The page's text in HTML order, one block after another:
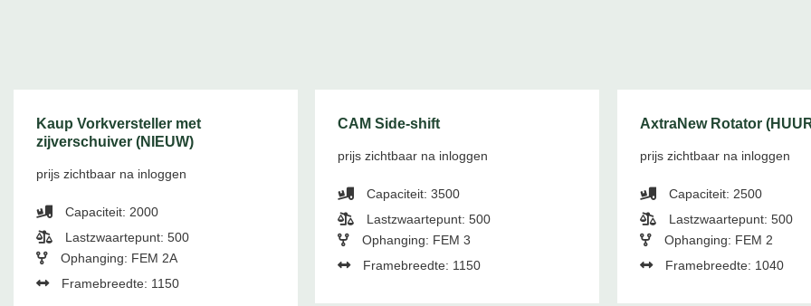
Kaup Vorkversteller met
zijverschuiver (NIEUW)
prijs zichtbaar na inloggen
Capaciteit: 2000
Lastzwaartepunt: 500
Ophanging: FEM 2A
Framebreedte: 1150
CAM Side-shift
prijs zichtbaar na inloggen
Capaciteit: 3500
Lastzwaartepunt: 500
Ophanging: FEM 3
Framebreedte: 1150
AxtraNew Rotator
prijs zichtbaar na inloggen
Capaciteit: 2500
Lastzwaartepunt: 500
Ophanging: FEM 2
Framebreedte: 1040